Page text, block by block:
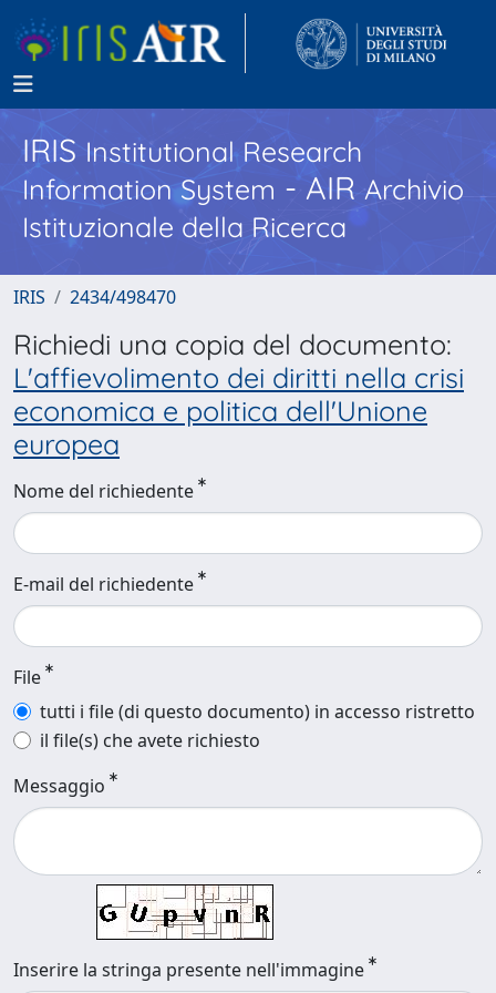
IRISInstitutional Research
Information System - AIR Archivio
Istituzionale della Ricerca
IRIS 2434/498470
Richiedi una copia del documento:
L'affievolimento dei diritti nella crisi
economica e politica dell'Unione
europea
Nome del richiedente
E-mail del richiedente
File
tutti i file (di questo documento) in accesso ristretto
il file(s) che avete richiesto
Messaggio
Inserire la stringa presente nell'immagine